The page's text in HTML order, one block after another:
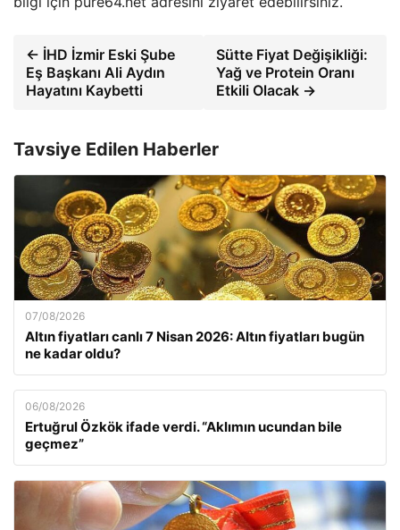
← İHD İzmir Eski Şube
Eş Başkanı Ali Aydın
Hayatını Kaybetti
Sütte Fiyat Değişikliği:
Yağ ve Protein Oranı
Etkili Olacak →
Tavsiye Edilen Haberler
07/08/2026
Altın fiyatları canlı 7 Nisan 2026: Altın fiyatları bugün
ne kadar oldu?
06/08/2026
Ertuğrul Özkök ifade verdi. “Aklımın ucundan bile
geçmez”